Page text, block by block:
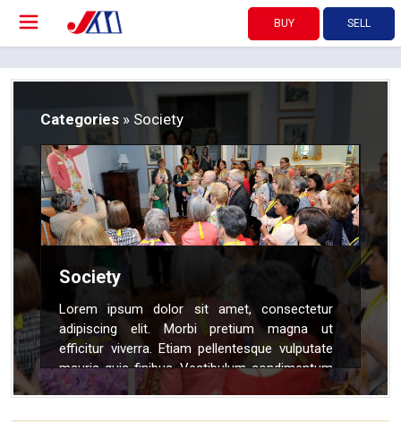
BUY SELL
Categories» Society
Society
Lorem ipsum dolor sit amet, consectetur
adipiscing elit. Morbi pretium magna ut
efficitur viverra. Etiam pellentesque vulputate
mauris quis finibus. Vestibulum condimentum
auctor mi, tincidunt molestie nunc. Aliquam